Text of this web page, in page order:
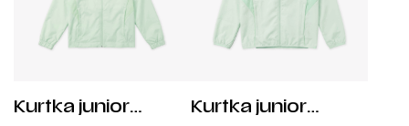
Kurtka junior
Kurtka junior